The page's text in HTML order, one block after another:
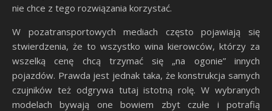
nie chce z tego rozwiązania korzystać.
W pozatransportowych mediach często pojawiają się
stwierdzenia, że to wszystko wina kierowców, którzy za
wszelką cenę chcą trzymać się „na ogonie” innych
pojazdów. Prawda jest jednak taka, że konstrukcja samych
czujników też odgrywa tutaj istotną rolę. W wybranych
modelach bywają one bowiem zbyt czułe i potrafią